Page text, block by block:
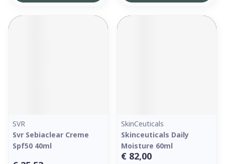
SVR
Svr Sebiaclear Creme
Spf50 40ml
SkinCeuticals
Skinceuticals Daily
Moisture 60ml
€ 82,00